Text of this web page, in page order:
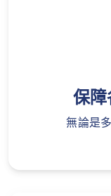
保障
無論是